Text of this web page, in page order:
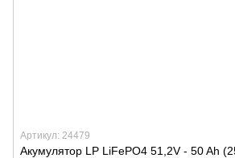
Артикул: 24479
Акумулятор LP LiFePO4 51,2V - 50 Ah